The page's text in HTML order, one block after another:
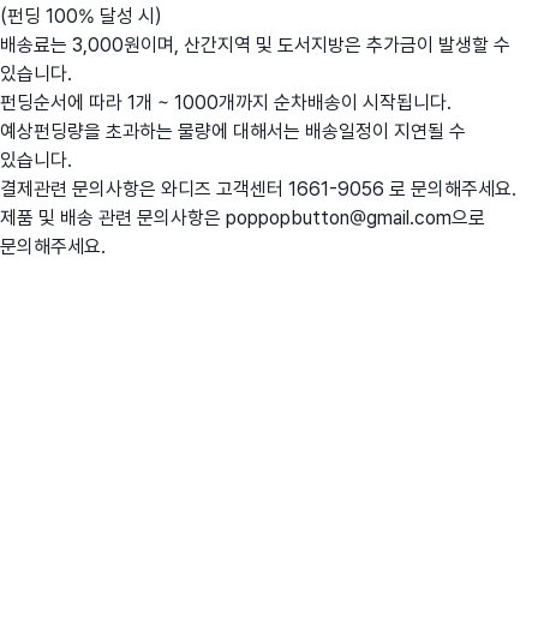
(펀딩 100% 달성 시)
배송료는 3,000원이며, 산간지역 및 도서지방은 추가금이 발생할 수
있습니다.
펀딩순서에 따라 1개 ~ 1000개까지 순차배송이 시작됩니다.
예상펀딩량을 초과하는 물량에 대해서는 배송일정이 지연될 수
있습니다.
결제관련 문의사항은 와디즈 고객센터 1661-9056 로 문의해주세요.
제품 및 배송 관련 문의사항은 poppopbutton@gmail.com으로
문의해주세요.